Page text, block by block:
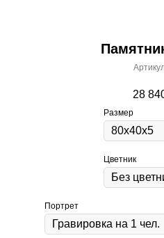
28
Размер
Цветник
Портрет